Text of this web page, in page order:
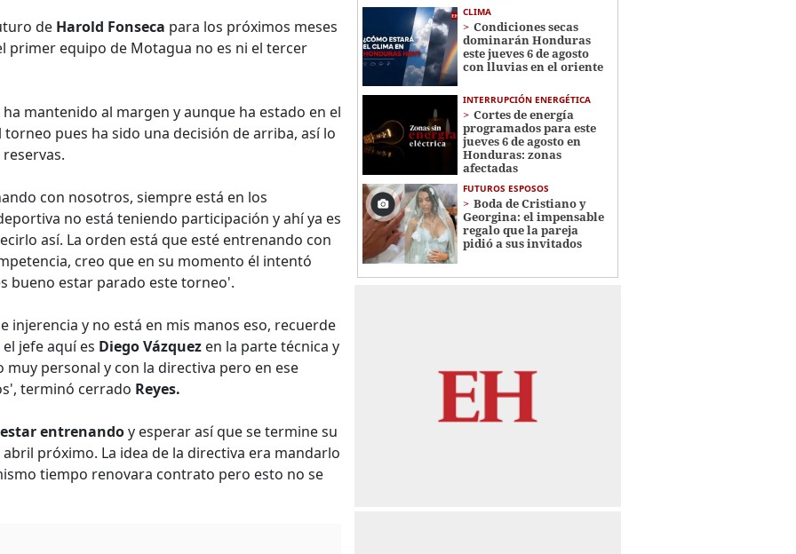
de Harold Fonseca para los próximos meses
primer equipo de Motagua no es ni el tercer
mantenido al margen y aunque ha estado en el
pues ha sido una decisión de arriba, así lo
con nosotros, siempre está en los
no está teniendo participación y ahí ya es
así. La orden está que esté entrenando con
creo que en su momento él intentó
bueno estar parado este torneo'.
injerencia y no está en mis manos eso, recuerde
jefe aquí es Diego Vázquez en la parte técnica y
personal y con la directiva pero en ese
terminó cerrado Reyes.
entrenandoy esperar así que se termine su
próximo. La idea de la directiva era mandarlo
tiempo renovara contrato pero esto no se
CLIMA
Condiciones secas
dominarán Honduras
este jueves 6 de agosto
con lluvias en el oriente
INTERRUPCIÓN ENERGÉTICA
Cortes de energía
programados para este
jueves 6 de agosto en
Honduras: zonas
afectadas
FUTUROS ESPOSOS
Boda de Cristiano y
Georgina: el impensable
regalo que la pareja
pidió a sus invitados